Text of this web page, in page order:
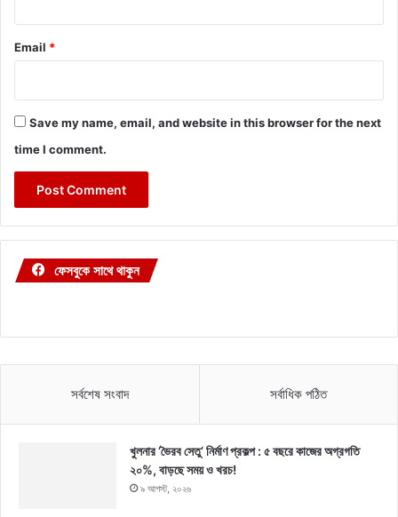
Email *
Save my name, email, and website in this browser for the next
time I comment.
ফেসবুকে সাথে থাকুন
সর্বশেষ সংবাদ সর্বাধিক পঠিত
খুলনার ‘ভৈরব সেতু’ নির্মাণ প্রকল্প : ৫ বছরে কাজের অগ্রগতি
২০%, বাড়ছে সময় ও খরচ!
৯ আগস্ট, ২০২৬